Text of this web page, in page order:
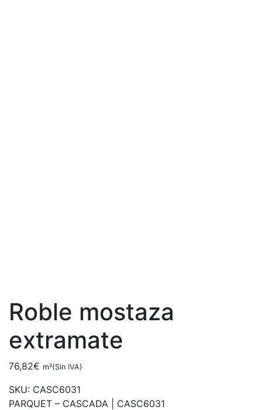
Roble mostaza
extramate
76,82€ m²(Sin IVA)
SKU: CASC6031
PARQUET – CASCADA | CASC6031